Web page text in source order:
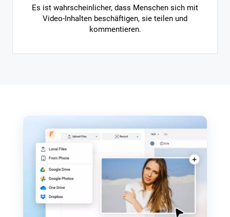
Es ist wahrscheinlicher, dass Menschen sich mit
Video-Inhalten beschäftigen, sie teilen und
kommentieren.